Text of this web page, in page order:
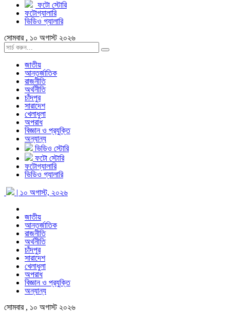
ফটো স্টোরি
ফটোগ্যালারি
ভিডিও গ্যালারি
সোমবার , ১০ অগাস্ট ২০২৬
জাতীয়
আন্তর্জাতিক
রাজনীতি
অর্থনীতি
চাঁদপুর
সারাদেশ
খেলাধুলা
অপরাধ
বিজ্ঞান ও প্রযুক্তি
অন্যান্য
ভিডিও স্টোরি
ফটো স্টোরি
ফটোগ্যালারি
ভিডিও গ্যালারি
| ১০ অগাস্ট, ২০২৬
জাতীয়
আন্তর্জাতিক
রাজনীতি
অর্থনীতি
চাঁদপুর
সারাদেশ
খেলাধুলা
অপরাধ
বিজ্ঞান ও প্রযুক্তি
অন্যান্য
সোমবার , ১০ অগাস্ট ২০২৬